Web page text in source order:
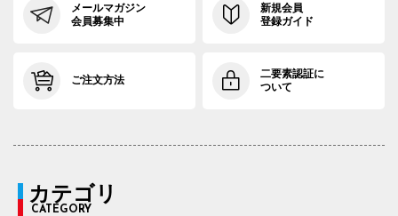
メールマガジン
会員募集中
新規会員
登録ガイド
ご注文方法
二要素認証に
ついて
カテゴリ
CATEGORY